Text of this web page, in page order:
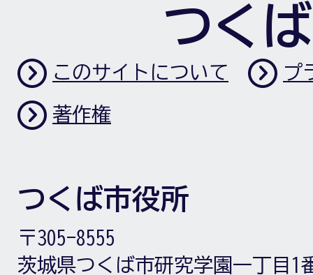
つく
このサイトについて プ
著作権
つくば市役所
〒305-8555
茨城県つくば市研究学園一丁目1